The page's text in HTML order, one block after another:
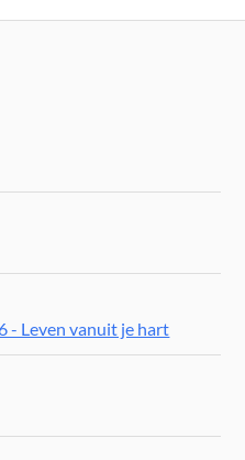
- Leven vanuit je hart